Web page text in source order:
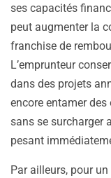
ses capacités
peut augmenter la
franchise de
L’emprunteur
dans des projets
encore entamer
sans se surcharger
pesant
Par ailleurs, pour